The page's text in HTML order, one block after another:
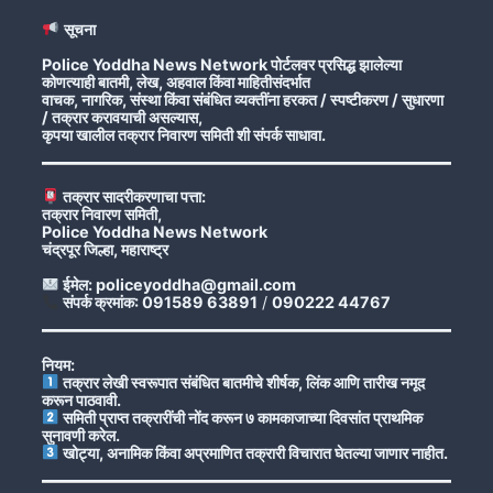
सूचना
Police Yoddha News Network पोर्टलवर प्रसिद्ध झालेल्या
कोणत्याही बातमी, लेख, अहवाल किंवा माहितीसंदर्भात
वाचक, नागरिक, संस्था किंवा संबंधित व्यक्तींना हरकत / स्पष्टीकरण / सुधारणा
/ तक्रार करावयाची असल्यास,
कृपया खालील तक्रार निवारण समिती शी संपर्क साधावा.
तक्रार सादरीकरणाचा पत्ता:
तक्रार निवारण समिती,
Police Yoddha News Network
चंद्रपूर जिल्हा, महाराष्ट्र
ईमेल: policeyoddha@gmail.com
संपर्क क्रमांक: 091589 63891 / 090222 44767
नियम:
तक्रार लेखी स्वरूपात संबंधित बातमीचे शीर्षक, लिंक आणि तारीख नमूद
करून पाठवावी.
समिती प्राप्त तक्रारींची नोंद करून ७ कामकाजाच्या दिवसांत प्राथमिक
सुनावणी करेल.
खोट्या, अनामिक किंवा अप्रमाणित तक्रारी विचारात घेतल्या जाणार नाहीत.